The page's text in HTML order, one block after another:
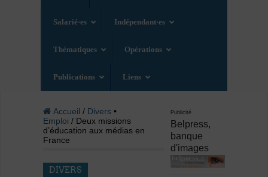
Salarié·es Indépendant·es
Thématiques Opérations
Publications Liens
Accueil / Divers•
Emploi / Deux missions
d’éducation aux médias en
France
DIVERS
Publicité
Belpress,
banque
d'images